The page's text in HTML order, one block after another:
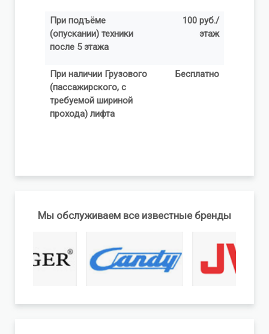
При подъёме
(опускании) техники
после 5 этажа
100 руб./
этаж
При наличии Грузового
(пассажирского, с
требуемой шириной
прохода) лифта
Бесплатно
Мы обслуживаем все известные бренды